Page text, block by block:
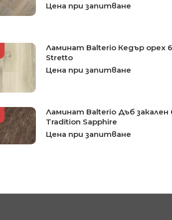
Цена при запитване
Ламинат Balterio Кедър орех
Stretto
Цена при запитване
Ламинат Balterio Дъб закален
Tradition Sapphire
Цена при запитване